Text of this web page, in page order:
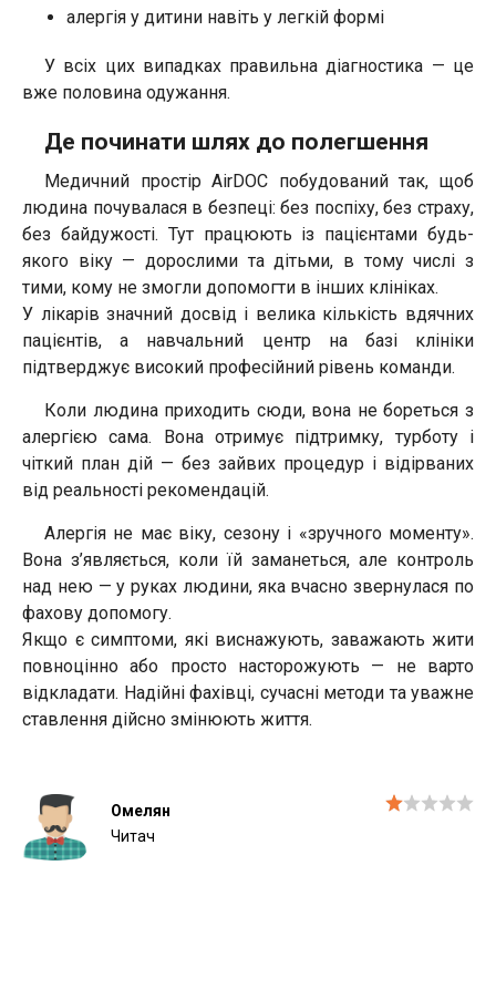
алергія у дитини навіть у легкій формі
У всіх цих випадках правильна діагностика — це
вже половина одужання.
Де починати шлях до полегшення
Медичний простір AirDOC побудований так, щоб
людина почувалася в безпеці: без поспіху, без страху,
без байдужості. Тут працюють із пацієнтами будь-
якого віку — дорослими та дітьми, в тому числі з
тими, кому не змогли допомогти в інших клініках.
У лікарів значний досвід і велика кількість вдячних
пацієнтів, а навчальний центр на базі клініки
підтверджує високий професійний рівень команди.
Коли людина приходить сюди, вона не бореться з
алергією сама. Вона отримує підтримку, турботу і
чіткий план дій — без зайвих процедур і відірваних
від реальності рекомендацій.
Алергія не має віку, сезону і «зручного моменту».
Вона з’являється, коли їй заманеться, але контроль
над нею — у руках людини, яка вчасно звернулася по
фахову допомогу.
Якщо є симптоми, які виснажують, заважають жити
повноцінно або просто насторожують — не варто
відкладати. Надійні фахівці, сучасні методи та уважне
ставлення дійсно змінюють життя.
Омелян
Читач